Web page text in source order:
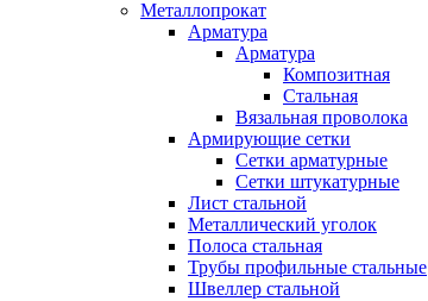
Металлопрокат
Арматура
Арматура
Композитная
Стальная
Вязальная проволока
Армирующие сетки
Сетки арматурные
Сетки штукатурные
Лист стальной
Металлический уголок
Полоса стальная
Трубы профильные стальные
Швеллер стальной